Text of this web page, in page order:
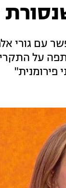
עם גורי
על